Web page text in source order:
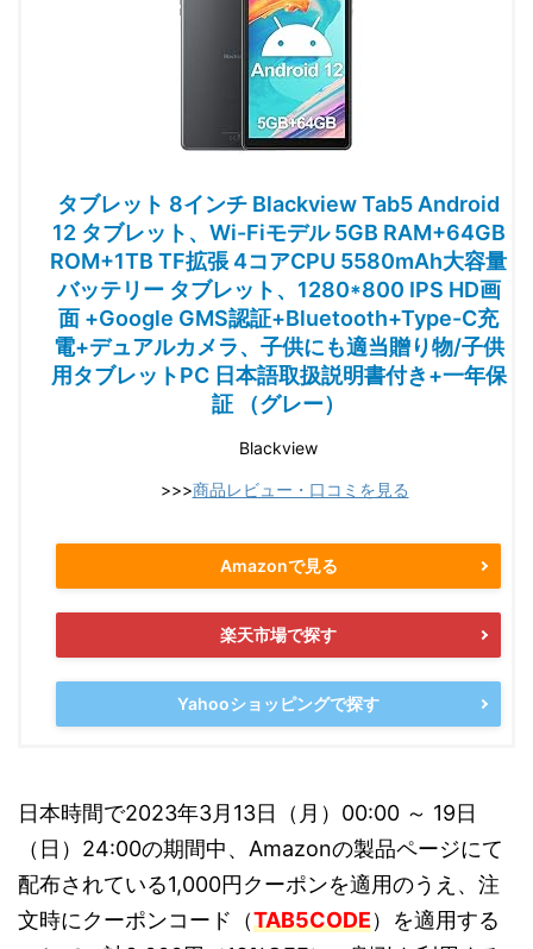
タブレット 8インチ Blackview Tab5 Android
12 タブレット、Wi-Fiモデル 5GB RAM+64GB
ROM+1TB TF拡張 4コアCPU 5580mAh大容量
バッテリー タブレット、1280*800 IPS HD画
面 +Google GMS認証+Bluetooth+Type-C充
電+デュアルカメラ、子供にも適当贈り物/子供
用タブレットPC 日本語取扱説明書付き+一年保
証 （グレー）
Blackview
>>>商品レビュー・口コミを見る
Amazonで見る
楽天市場で探す
Yahooショッピングで探す
日本時間で2023年3月13日（月）00:00 ～ 19日
（日）24:00の期間中、Amazonの製品ページにて
配布されている1,000円クーポンを適用のうえ、注
文時にクーポンコード（TAB5CODE）を適用する